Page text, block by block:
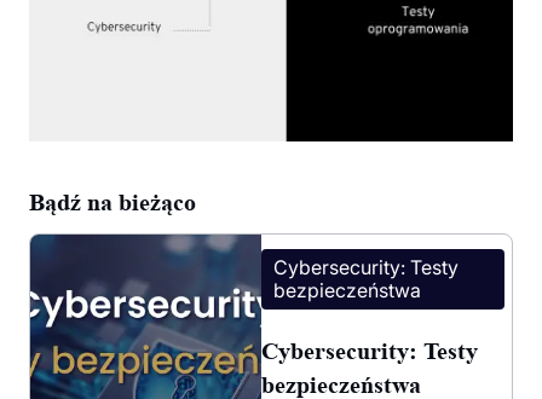
Bądź na bieżąco
Cybersecurity: Testy
bezpieczeństwa
Cybersecurity: Testy
bezpieczeństwa